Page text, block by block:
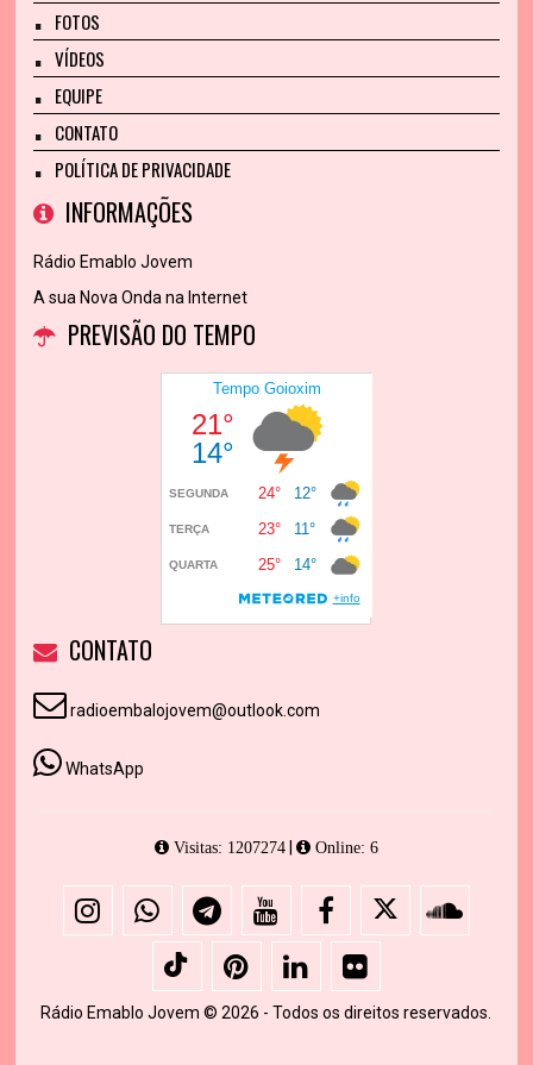
FOTOS
VÍDEOS
EQUIPE
CONTATO
POLÍTICA DE PRIVACIDADE
INFORMAÇÕES
Rádio Emablo Jovem
A sua Nova Onda na Internet
PREVISÃO DO TEMPO
CONTATO
radioembalojovem@outlook.com
WhatsApp
Visitas: 1207274| Online: 6
Rádio Emablo Jovem © 2026 - Todos os direitos reservados.